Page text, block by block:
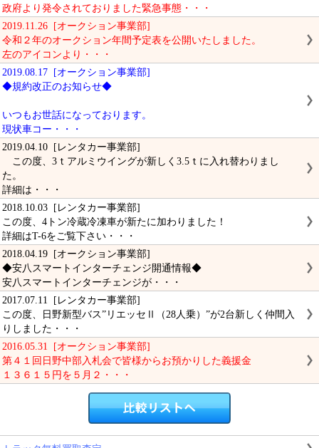
政府より発令されておりました緊急事態・・・
2019.11.26 [オークション事業部]
令和２年のオークション年間予定表を公開いたしました。
左のアイコンより・・・
2019.08.17 [オークション事業部]
◆規約改正のお知らせ◆
いつもお世話になっております。
現状車コー・・・
2019.04.10 [レンタカー事業部]
この度、3ｔアルミウイングが新しく3.5ｔに入れ替わりまし
た。
詳細は・・・
2018.10.03 [レンタカー事業部]
この度、4トン冷蔵冷凍車が新たに加わりました！
詳細はT-6をご覧下さい・・・
2018.04.19 [オークション事業部]
◆安八スマートインターチェンジ開通情報◆
安八スマートインターチェンジが・・・
2017.07.11 [レンタカー事業部]
この度、日野新型バス”リエッセⅡ（28人乗）”が2台新しく仲間入
りしました・・・
2016.05.31 [オークション事業部]
第４１回日野中部入札会で皆様からお預かりした義援金
１３６１５円を５月２・・・